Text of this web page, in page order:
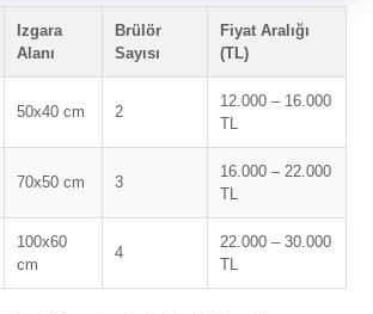
Izgara
Alanı
Brülör
Sayısı
Fiyat Aralığı
(TL)
50x40 cm 2
12.000 – 16.000
TL
70x50 cm 3
16.000 – 22.000
TL
100x60
cm
4
22.000 – 30.000
TL